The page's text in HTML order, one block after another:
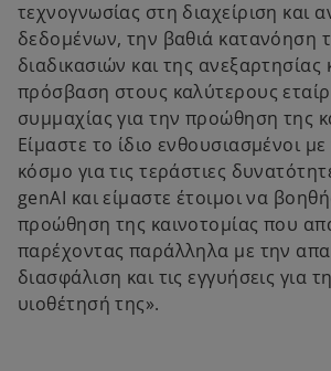
τεχνογνωσίας στη διαχείριση και
δεδομένων, την βαθιά κατανόηση
διαδικασιών και της ανεξαρτησίας
πρόσβαση στους καλύτερους
συμμαχίας για την προώθηση της
Είμαστε το ίδιο ενθουσιασμένοι
κόσμο για τις τεράστιες
genAI και είμαστε έτοιμοι να
προώθηση της καινοτομίας που
παρέχοντας παράλληλα με την
διασφάλιση και τις εγγυήσεις για
υιοθέτησή της».